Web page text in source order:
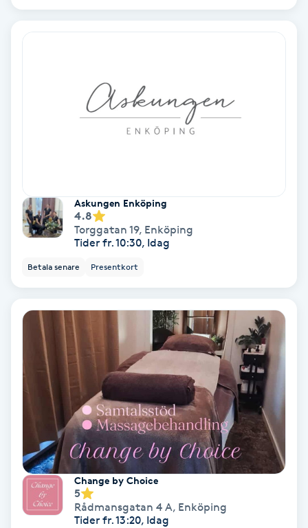
Ansiktsbehandling djuprengörande
Barnklippning
Bottenfärg
Brynformning
Brynfärgning
Brynplockning
Bröllopsuppsättning
Askungen Enköping
4.8
Torggatan 19, Enköping
Tider fr. 10:30, Idag
Betala senare Presentkort
Change by Choice
5
Rådmansgatan 4 A, Enköping
Tider fr. 13:20, Idag